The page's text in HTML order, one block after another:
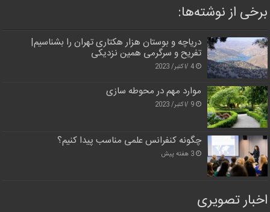
برخی از نوشته‌ها:
دریاچه و بوستان هزار هکتاری تهران را بشناسیم|
تفریح و سرگرمی همین نزدیکی
4 /اکتبر/ 2023
موارد مهم در محوطه سازی
9 /اکتبر/ 2023
چگونه کنفرانس علمی مناسب پیدا کنیم؟
3 هفته پیش
اخبار تصویری